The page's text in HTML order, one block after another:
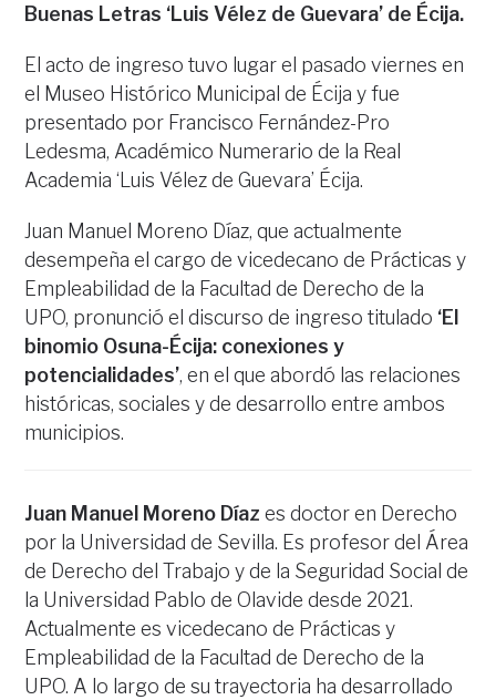
Buenas Letras ‘Luis Vélez de Guevara’ de Écija.
El acto de ingreso tuvo lugar el pasado viernes en
el Museo Histórico Municipal de Écija y fue
presentado por Francisco Fernández-Pro
Ledesma, Académico Numerario de la Real
Academia ‘Luis Vélez de Guevara’ Écija.
Juan Manuel Moreno Díaz, que actualmente
desempeña el cargo de vicedecano de Prácticas y
Empleabilidad de la Facultad de Derecho de la
UPO, pronunció el discurso de ingreso titulado ‘El
binomio Osuna-Écija: conexiones y
potencialidades’, en el que abordó las relaciones
históricas, sociales y de desarrollo entre ambos
municipios.
Juan Manuel Moreno Díaz es doctor en Derecho
por la Universidad de Sevilla. Es profesor del Área
de Derecho del Trabajo y de la Seguridad Social de
la Universidad Pablo de Olavide desde 2021.
Actualmente es vicedecano de Prácticas y
Empleabilidad de la Facultad de Derecho de la
UPO. A lo largo de su trayectoria ha desarrollado